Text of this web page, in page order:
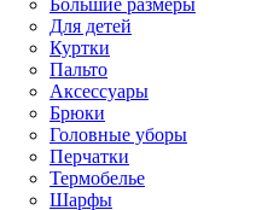
Большие размеры
Для детей
Куртки
Пальто
Аксессуары
Брюки
Головные уборы
Перчатки
Термобелье
Шарфы